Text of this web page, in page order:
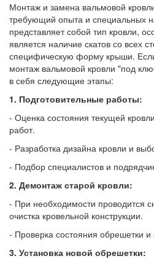
Монтаж и замена вальмовой
требующий опыта и специальных
представляет собой тип кровли,
является наличие скатов со всех
специфическую форму крыши.
монтаж вальмовой кровли "под
в себя следующие этапы:
1. Подготовительные работы:
- Оценка состояния текущей
работ.
- Разработка дизайна кровли и
- Подбор специалистов и
2. Демонтаж старой кровли:
- При необходимости проводится
очистка кровельной конструкции.
- Проверка состояния обрешетки и
3. Установка новой обрешетки: